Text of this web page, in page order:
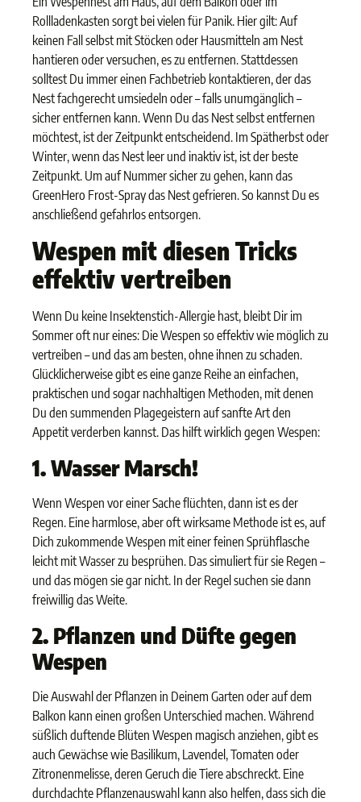
Rollladenkasten sorgt bei vielen für Panik. Hier gilt: Auf
keinen Fall selbst mit Stöcken oder Hausmitteln am Nest
hantieren oder versuchen, es zu entfernen. Stattdessen
solltest Du immer einen Fachbetrieb kontaktieren, der das
Nest fachgerecht umsiedeln oder – falls unumgänglich –
sicher entfernen kann. Wenn Du das Nest selbst entfernen
möchtest, ist der Zeitpunkt entscheidend. Im Spätherbst oder
Winter, wenn das Nest leer und inaktiv ist, ist der beste
Zeitpunkt. Um auf Nummer sicher zu gehen, kann das
GreenHero Frost-Spray das Nest gefrieren. So kannst Du es
anschließend gefahrlos entsorgen.
Wespen mit diesen Tricks
effektiv vertreiben
Wenn Du keine Insektenstich-Allergie hast, bleibt Dir im
Sommer oft nur eines: Die Wespen so effektiv wie möglich zu
vertreiben – und das am besten, ohne ihnen zu schaden.
Glücklicherweise gibt es eine ganze Reihe an einfachen,
praktischen und sogar nachhaltigen Methoden, mit denen
Du den summenden Plagegeistern auf sanfte Art den
Appetit verderben kannst. Das hilft wirklich gegen Wespen:
1. Wasser Marsch!
Wenn Wespen vor einer Sache flüchten, dann ist es der
Regen. Eine harmlose, aber oft wirksame Methode ist es, auf
Dich zukommende Wespen mit einer feinen Sprühflasche
leicht mit Wasser zu besprühen. Das simuliert für sie Regen –
und das mögen sie gar nicht. In der Regel suchen sie dann
freiwillig das Weite.
2. Pflanzen und Düfte gegen
Wespen
Die Auswahl der Pflanzen in Deinem Garten oder auf dem
Balkon kann einen großen Unterschied machen. Während
süßlich duftende Blüten Wespen magisch anziehen, gibt es
auch Gewächse wie Basilikum, Lavendel, Tomaten oder
Zitronenmelisse, deren Geruch die Tiere abschreckt. Eine
durchdachte Pflanzenauswahl kann also helfen, dass sich die